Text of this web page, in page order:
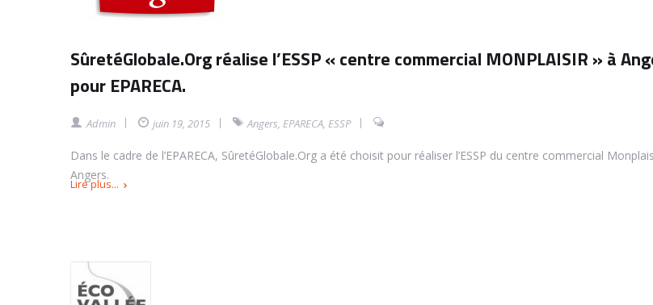
SûretéGlobale.Org réalise l’ESSP « centre commercial MONPLAISIR » à
pour EPARECA.
Admin juin 19, 2015 Angers, EPARECA, ESSP
Dans le cadre de l’EPARECA, SûretéGlobale.Org a été choisit pour réaliser l’ESSP du centre commercial
Angers.
Lire plus...